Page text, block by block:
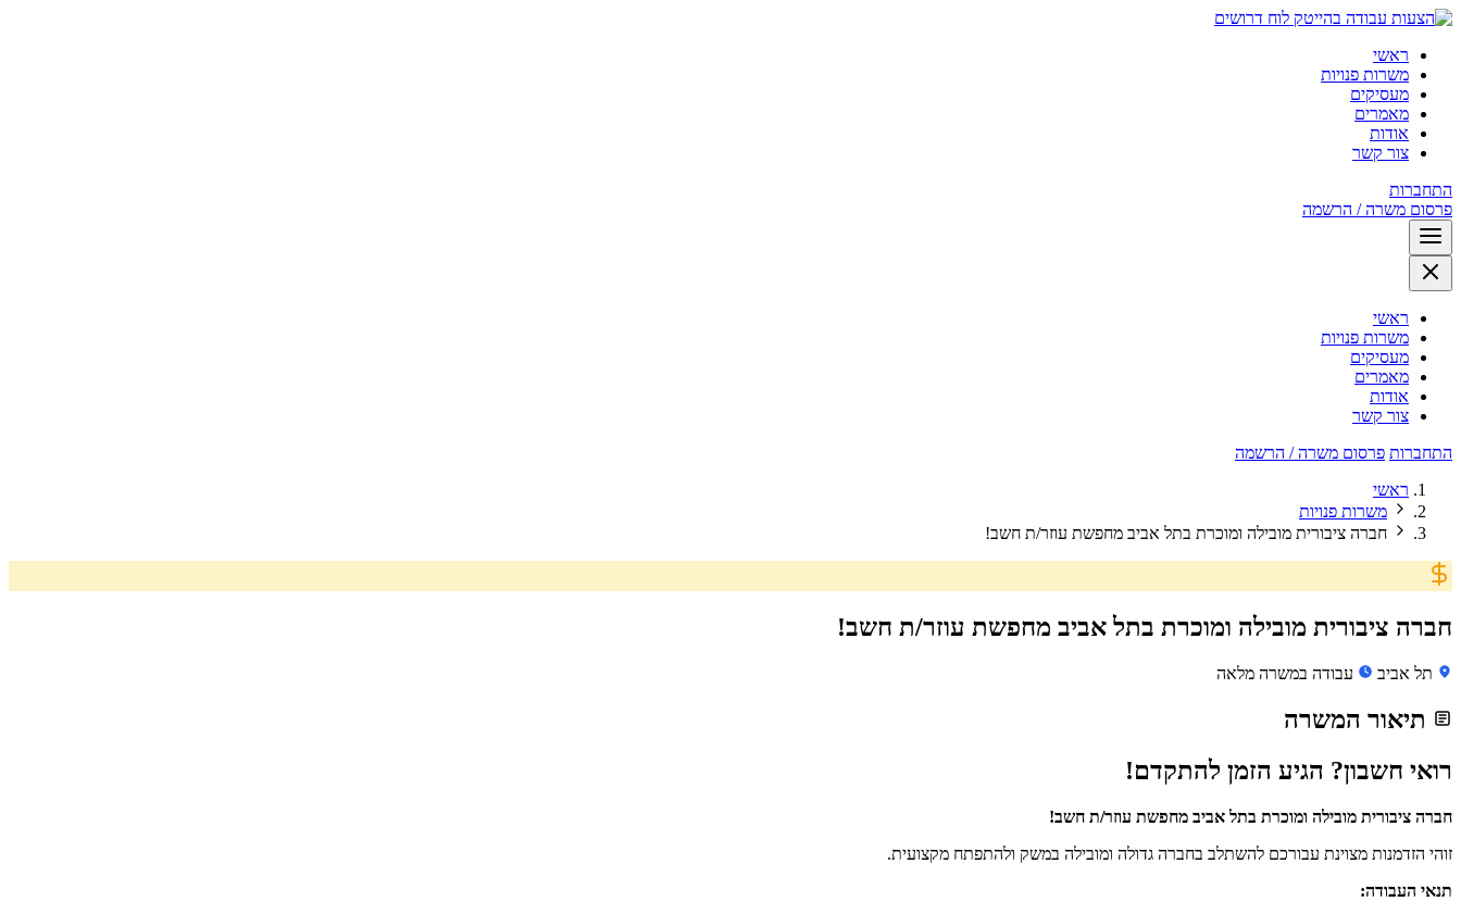
לוח דרושים
ראשי
משרות פנויות
מעסיקים
מאמרים
אודות
צור קשר
התחברות
פרסום משרה / הרשמה
ראשי
משרות פנויות
מעסיקים
מאמרים
אודות
צור קשר
התחברות פרסום משרה / הרשמה
ראשי
משרות פנויות
חברה ציבורית מובילה ומוכרת בתל אביב מחפשת עוזר/ת חשב!
חברה ציבורית מובילה ומוכרת בתל אביב מחפשת עוזר/ת חשב!
תל אביב עבודה במשרה מלאה
תיאור המשרה
רואי חשבון? הגיע הזמן להתקדם!
חברה ציבורית מובילה ומוכרת בתל אביב מחפשת עוזר/ת חשב!
זוהי הזדמנות מצוינת עבורכם להשתלב בחברה גדולה ומובילה במשק ולהתפתח מקצועית.
תנאי העבודה: